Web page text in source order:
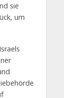
sie
um